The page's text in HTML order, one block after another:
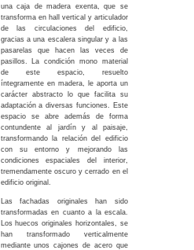
una caja de madera exenta, que se
transforma en hall vertical y articulador
de las circulaciones del edificio,
gracias a una escalera singular y a las
pasarelas que hacen las veces de
pasillos. La condición mono material
de este espacio, resuelto
íntegramente en madera, le aporta un
carácter abstracto lo que facilita su
adaptación a diversas funciones. Este
espacio se abre además de forma
contundente al jardín y al paisaje,
transformando la relación del edificio
con su entorno y mejorando las
condiciones espaciales del interior,
tremendamente oscuro y cerrado en el
edificio original.
Las fachadas originales han sido
transformadas en cuanto a la escala.
Los huecos originales horizontales, se
han transformado verticalmente
mediante unos cajones de acero que